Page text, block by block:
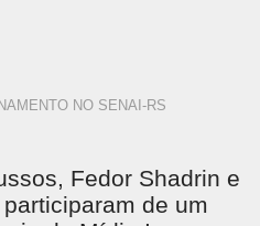
NO SENAI-RS
Fedor Shadrin e
de um